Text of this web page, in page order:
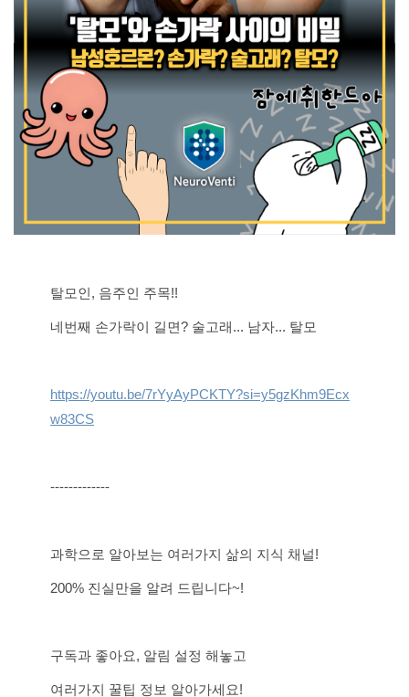
탈모인, 음주인 주목!!
네번째 손가락이 길면? 술고래... 남자... 탈모
https://youtu.be/7rYyAyPCKTY?si=y5gzKhm9Ecx
w83CS
-------------
과학으로 알아보는 여러가지 삶의 지식 채널!
200% 진실만을 알려 드립니다~!
구독과 좋아요, 알림 설정 해놓고
여러가지 꿀팁 정보 알아가세요!